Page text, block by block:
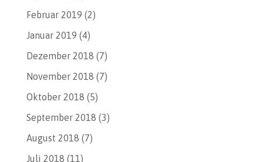
Februar 2019 (2)
Januar 2019 (4)
Dezember 2018 (7)
November 2018 (7)
Oktober 2018 (5)
September 2018 (3)
August 2018 (7)
Juli 2018 (11)